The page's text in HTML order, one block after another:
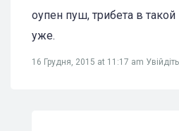
оупен пуш, трибета в такой
уже.
16 Грудня, 2015 at 11:17 am